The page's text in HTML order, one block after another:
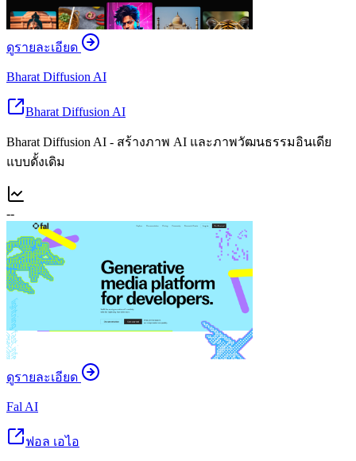
ดูรายละเอียด
Bharat Diffusion AI
Bharat Diffusion AI
Bharat Diffusion AI - สร้างภาพ AI และภาพวัฒนธรรมอินเดีย
แบบดั้งเดิม
--
ดูรายละเอียด
Fal AI
ฟอล เอไอ